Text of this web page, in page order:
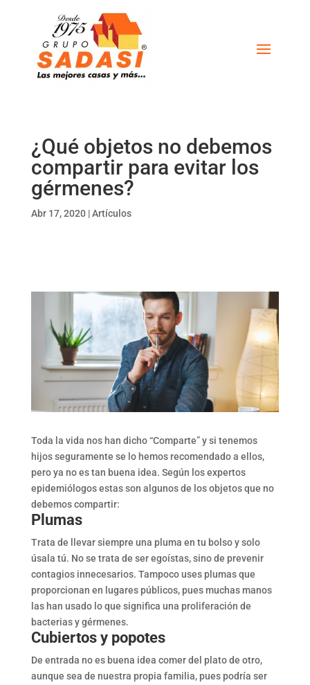
¿Qué objetos no debemos
compartir para evitar los
gérmenes?
Abr 17, 2020|Artículos
Toda la vida nos han dicho “Comparte” y si tenemos
hijos seguramente se lo hemos recomendado a ellos,
pero ya no es tan buena idea. Según los expertos
epidemiólogos estas son algunos de los objetos que no
debemos compartir:
Plumas
Trata de llevar siempre una pluma en tu bolso y solo
úsala tú. No se trata de ser egoístas, sino de prevenir
contagios innecesarios. Tampoco uses plumas que
proporcionan en lugares públicos, pues muchas manos
las han usado lo que significa una proliferación de
bacterias y gérmenes.
Cubiertos y popotes
De entrada no es buena idea comer del plato de otro,
aunque sea de nuestra propia familia, pues podría ser